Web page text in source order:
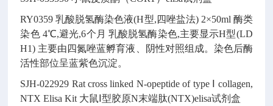
RY0359 乳酸脱氢酶染色液(H型,四唑盐法) 2×50ml 酶类
染色 4℃,避光,6个月 乳酸脱氢酶染色,主要显示H型(LD
H1) 主要由四氮唑蓝孵育液、阴性对照组成。染色后酶
活性部位呈蓝紫色沉淀。
SJH-022929 Rat cross linked N-opeptide of type Ⅰ collagen,
NTX Elisa Kit 大鼠Ⅰ型胶原N末端肽(NTX)elisa试剂盒